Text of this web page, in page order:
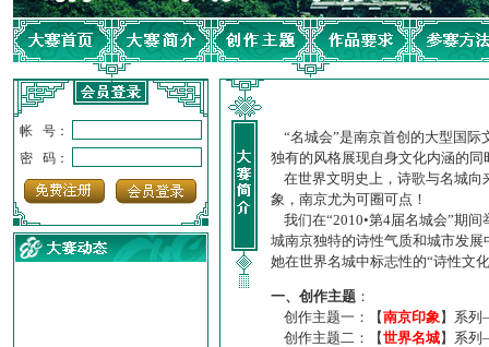
帐 号：
密 码：
“名城会”是南京首创的大型国际
独有的风格展现自身文化内涵的
在世界文明史上，诗歌与名城向
象，南京尤为可圈可点！
我们在“2010•第4届名城会”期
城南京独特的诗性气质和城市发
她在世界名城中标志性的“诗性文
一、创作主题 ：
创作主题一：【南京印象】系
创作主题二：【世界名城】系